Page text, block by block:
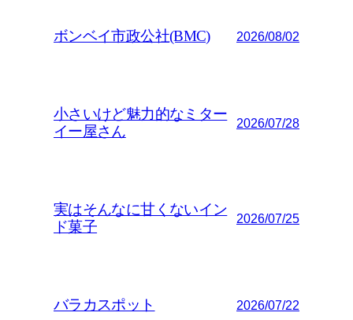
ボンベイ市政公社(BMC) 2026/08/02
小さいけど魅力的なミター
イー屋さん
2026/07/28
実はそんなに甘くないイン
ド菓子
2026/07/25
バラカスポット 2026/07/22